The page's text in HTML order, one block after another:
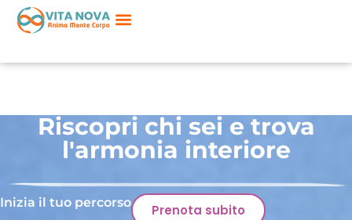
Riscopri chi sei e trova
l'armonia interiore
Inizia il tuo percorso Prenota subito